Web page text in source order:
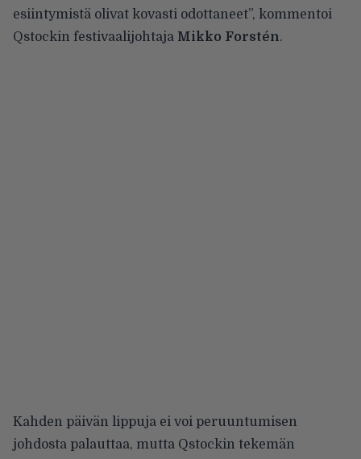
esiintymistä olivat kovasti odottaneet”, kommentoi
Qstockin festivaalijohtaja Mikko Forstén.
Kahden päivän lippuja ei voi peruuntumisen
johdosta palauttaa, mutta Qstockin tekemän